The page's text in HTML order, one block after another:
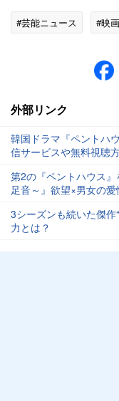
#芸能ニュース #映
外部リンク
韓国ドラマ『ペントハ
信サービスや無料視聴
第2の『ペントハウス
足音～』欲望×男女の愛
3シーズンも続いた傑
力とは？